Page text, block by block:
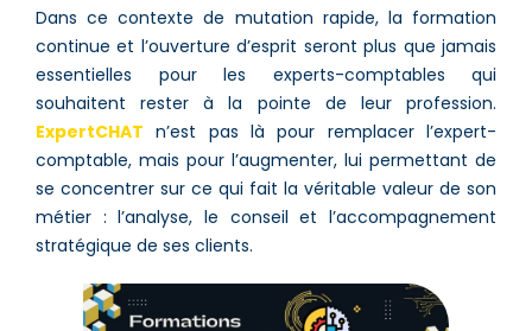
Dans ce contexte de mutation rapide, la formation
continue et l’ouverture d’esprit seront plus que jamais
essentielles pour les experts-comptables qui
souhaitent rester à la pointe de leur profession.
ExpertCHAT n’est pas là pour remplacer l’expert-
comptable, mais pour l’augmenter, lui permettant de
se concentrer sur ce qui fait la véritable valeur de son
métier : l’analyse, le conseil et l’accompagnement
stratégique de ses clients.